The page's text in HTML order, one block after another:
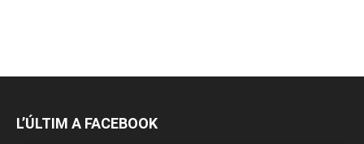
L’ÚLTIM A FACEBOOK